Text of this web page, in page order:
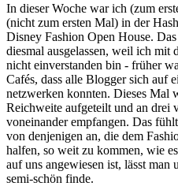
In dieser Woche war ich (zum
(nicht zum ersten Mal) in der
Disney Fashion Open House.
diesmal ausgelassen, weil ich mit
nicht einverstanden bin - früher
Cafés, dass alle Blogger sich auf
netzwerken konnten. Dieses Mal
Reichweite aufgeteilt und an drei
voneinander empfangen. Das
von denjenigen an, die dem
halfen, so weit zu kommen, wie
auf uns angewiesen ist, lässt man
semi-schön finde.